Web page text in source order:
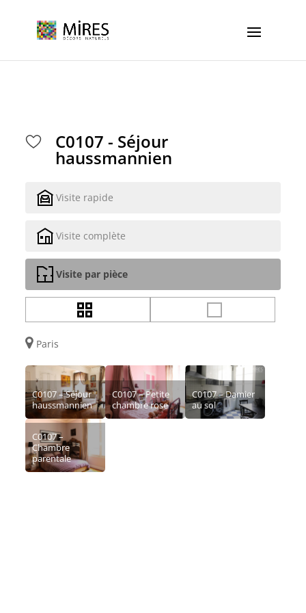
C0107 - Séjour
haussmannien
Visite rapide
Visite complète
Visite par pièce
Paris
C0107 – Séjour
haussmannien
C0107 – Petite
chambre rose
C0107 – Damier
au sol
C0107 –
Chambre
parentale